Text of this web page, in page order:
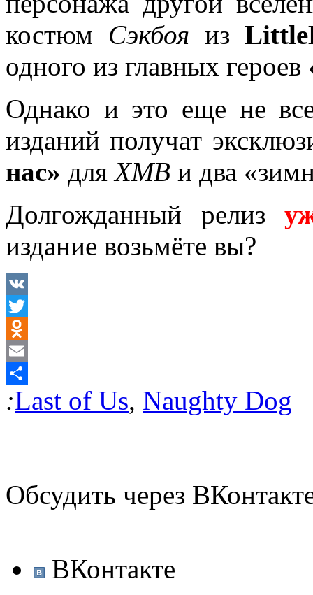
костюм Сэкбоя из
одного из главных героев
Однако и это еще не
изданий получат
нас» дляXMB и два
Долгожданный релиз
издание возьмёте вы?
VK
Twitter
Odnoklassniki
Email
Отправить
:Last of Us, Naughty Dog
Обсудить через
ВКонтакте